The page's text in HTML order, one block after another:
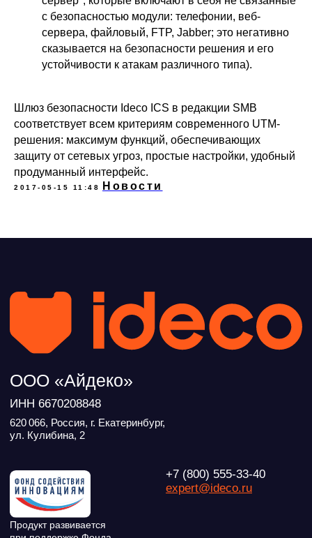
с безопасностью модули: телефонии, веб-
сервера, файловый, FTP, Jabber; это негативно
сказывается на безопасности решения и его
устойчивости к атакам различного типа).
Шлюз безопасности Ideco ICS в редакции SMB
соответствует всем критериям современного UTM-
решения: максимум функций, обеспечивающих
защиту от сетевых угроз, простые настройки, удобный
продуманный интерфейс.
2017-05-15 11:48 Новости
© ideco 2005-2026 · Все права защищены
Условия использования
Политика обработки персональных данных